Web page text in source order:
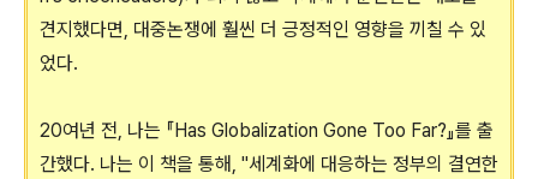
견지했다면, 대중논쟁에 훨씬 더 긍정적인 영향을 끼칠 수 있
었다.
20여년 전, 나는 『Has Globalization Gone Too Far?』를 출
간했다. 나는 이 책을 통해, "세계화에 대응하는 정부의 결연한